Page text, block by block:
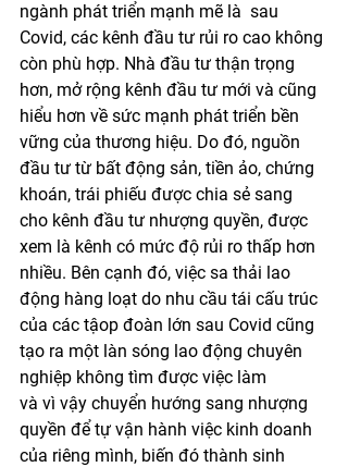
ngành phát triển mạnh mẽ là  sau
Covid, các kênh đầu tư rủi ro cao không
còn phù hợp. Nhà đầu tư thận trọng
hơn, mở rộng kênh đầu tư mới và cũng
hiểu hơn về sức mạnh phát triển bền
vững của thương hiệu. Do đó, nguồn
đầu tư từ bất động sản, tiền ảo, chứng
khoán, trái phiếu được chia sẻ sang
cho kênh đầu tư nhượng quyền, được
xem là kênh có mức độ rủi ro thấp hơn
nhiều. Bên cạnh đó, việc sa thải lao
động hàng loạt do nhu cầu tái cấu trúc
của các tậop đoàn lớn sau Covid cũng
tạo ra một làn sóng lao động chuyên
nghiệp không tìm được việc làm
và vì vậy chuyển hướng sang nhượng
quyền để tự vận hành việc kinh doanh
của riêng mình, biến đó thành sinh